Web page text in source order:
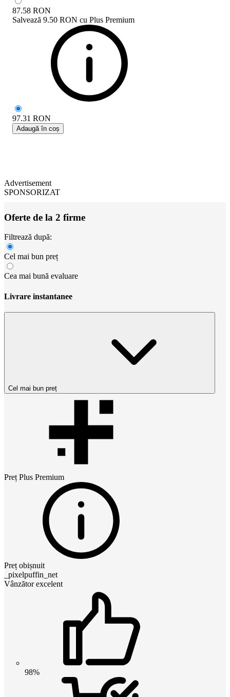
87.58 RON
Salvează 9.50 RON cu Plus Premium
97.31 RON
Adaugă în coș
Advertisement
SPONSORIZAT
Oferte de la 2 firme
Filtrează după:
Cel mai bun preț
Cea mai bună evaluare
Livrare instantanee
Cel mai bun preț
Preț Plus Premium
Preț obișnuit
_pixelpuffin_net
Vânzător excelent
98%